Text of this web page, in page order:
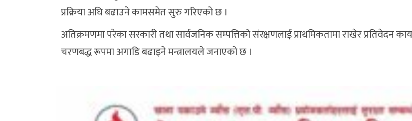
प्रक्रिया अघि बढाउने कामसमेत सुरु गरिएको छ ।
अतिक्रमणमा परेका सरकारी तथा सार्वजनिक सम्पत्तिको संरक्षणलाई प्राथमिकतामा राखेर प्रतिवेदन
चरणबद्ध रूपमा अगाडि बढाइने मन्त्रालयले जनाएको छ ।